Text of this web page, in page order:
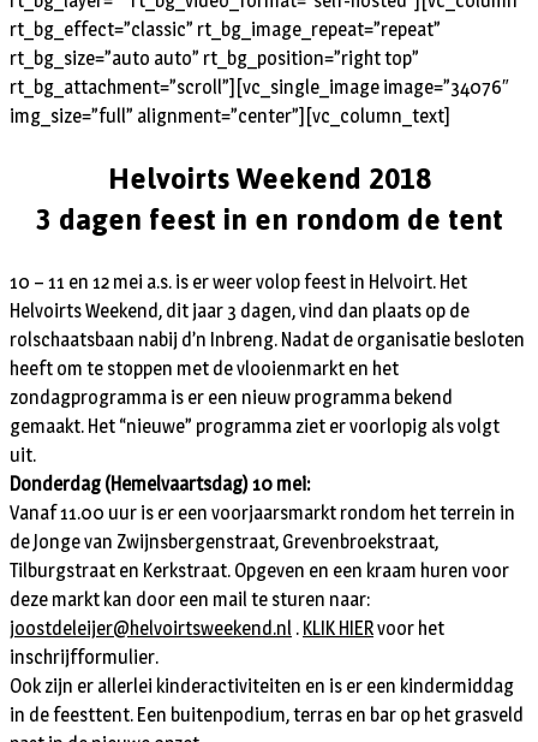
rt_bg_effect=”classic” rt_bg_image_repeat=”repeat”
rt_bg_size=”auto auto” rt_bg_position=”right top”
rt_bg_attachment=”scroll”][vc_single_image image=”34076″
img_size=”full” alignment=”center”][vc_column_text]
Helvoirts Weekend 2018
3 dagen feest in en rondom de tent
10 – 11 en 12 mei a.s. is er weer volop feest in Helvoirt. Het
Helvoirts Weekend, dit jaar 3 dagen, vind dan plaats op de
rolschaatsbaan nabij d’n Inbreng. Nadat de organisatie besloten
heeft om te stoppen met de vlooienmarkt en het
zondagprogramma is er een nieuw programma bekend
gemaakt. Het “nieuwe” programma ziet er voorlopig als volgt
uit.
Donderdag (Hemelvaartsdag) 10 mei:
Vanaf 11.00 uur is er een voorjaarsmarkt rondom het terrein in
de Jonge van Zwijnsbergenstraat, Grevenbroekstraat,
Tilburgstraat en Kerkstraat. Opgeven en een kraam huren voor
deze markt kan door een mail te sturen naar:
joostdeleijer@helvoirtsweekend.nl . KLIK HIERvoor het
inschrijfformulier.
Ook zijn er allerlei kinderactiviteiten en is er een kindermiddag
in de feesttent. Een buitenpodium, terras en bar op het grasveld